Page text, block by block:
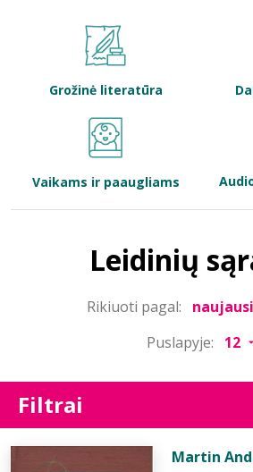
Bibliotekoms
Grožinė literatūra
Vaikams ir paaugliams
Leidinių
Rikiuoti pagal:
Puslapyje:
Filtrai
Martin